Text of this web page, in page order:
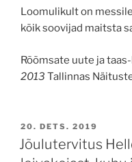
Loomulikult on
kõik soovijad maitsta
Rõõmsate uute ja
2013 Tallinnas
POSTED
ON
20. DETS. 2019
Jõulutervitus